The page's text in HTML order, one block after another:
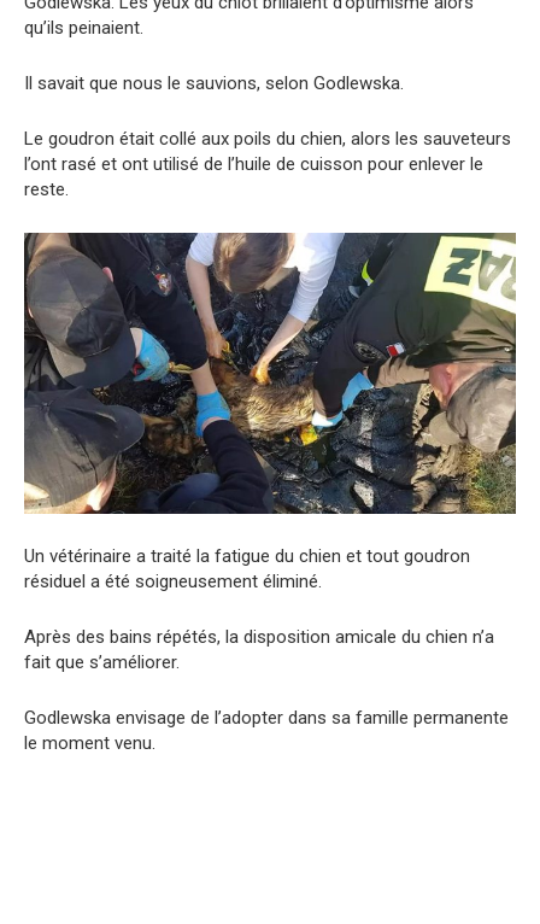
qu’ils peinaient.
Il savait que nous le sauvions, selon Godlewska.
Le goudron était collé aux poils du chien, alors les sauveteurs
l’ont rasé et ont utilisé de l’huile de cuisson pour enlever le
reste.
Un vétérinaire a traité la fatigue du chien et tout goudron
résiduel a été soigneusement éliminé.
Après des bains répétés, la disposition amicale du chien n’a
fait que s’améliorer.
Godlewska envisage de l’adopter dans sa famille permanente
le moment venu.